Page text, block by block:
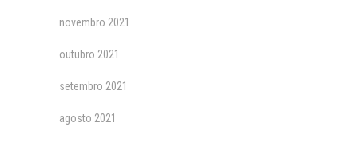
novembro 2021
outubro 2021
setembro 2021
agosto 2021